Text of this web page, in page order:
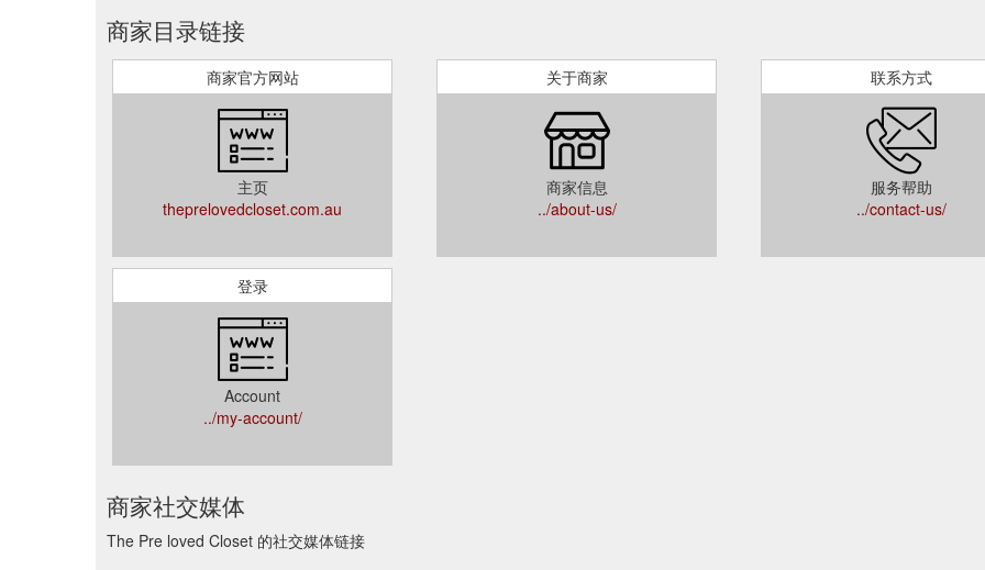
商家目录链接
商家官方网站
主页
theprelovedcloset.com.au
关于商家
商家信息
../about-us/
联系方式
服务帮助
../contact-us/
登录
Account
../my-account/
商家社交媒体
The Pre loved Closet 的社交媒体链接